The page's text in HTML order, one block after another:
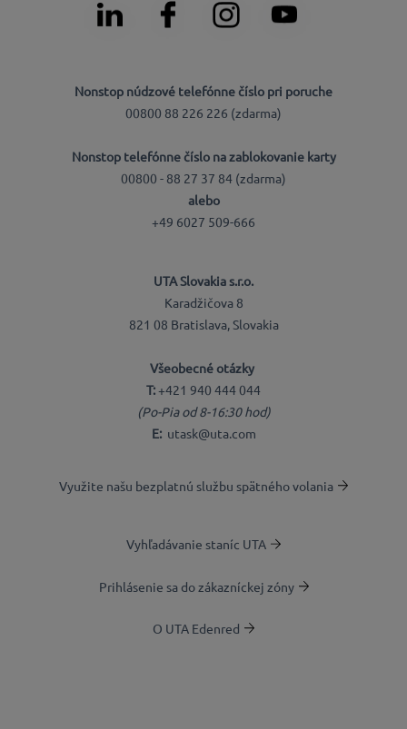
Nonstop núdzové telefónne číslo pri poruche
00800 88 226 226 (zdarma)
Nonstop telefónne číslo na zablokovanie karty
00800 - 88 27 37 84 (zdarma)
alebo
+49 6027 509-666
UTA Slovakia s.r.o.
Karadžičova 8
821 08 Bratislava, Slovakia
Všeobecné otázky
T:+421 940 444 044
(Po-Pia od 8-16:30 hod)
E: utask@uta.com
Využite našu bezplatnú službu spätného volania
Vyhľadávanie staníc UTA
Prihlásenie sa do zákazníckej zóny
O UTA Edenred